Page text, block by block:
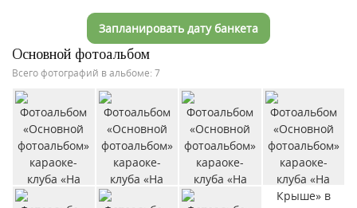
Запланировать дату банкета
Основной фотоальбом
Всего фотографий в альбоме: 7